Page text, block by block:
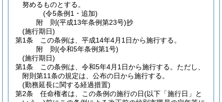
努めるものとする。
(令5条例1・追加)
附 則(平成13年条例第23号)抄
(施行期日)
第1条
この条例は、平成14年4月1日から施行する。
附 則(令和5年条例第1号)
(施行期日)
第1条
この条例は、令和5年4月1日から施行する。 ただし、
附則第11条の規定は、公布の日から施行する。
(勤務延長に関する経過措置)
第2条
任命権者は、この条例の施行の日(以下「施行日」と